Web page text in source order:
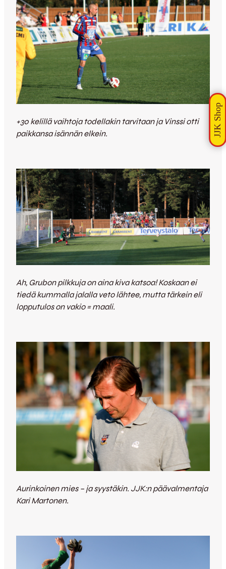
+30 kelillä vaihtoja todellakin tarvitaan ja Vinssi otti
paikkansa isännän elkein.
Ah, Grubon pilkkuja on aina kiva katsoa! Koskaan ei
tiedä kummalla jalalla veto lähtee, mutta tärkein eli
lopputulos on vakio = maali.
Aurinkoinen mies – ja syystäkin. JJK:n päävalmentaja
Kari Martonen.